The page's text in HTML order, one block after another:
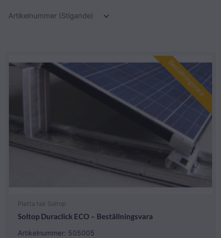
Beställningsvara
Platta tak Soltop
Soltop Duraclick ECO – Beställningsvara
Artikelnummer: 505005